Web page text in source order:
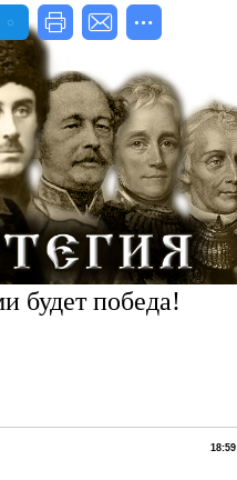
будет победа!
18:59